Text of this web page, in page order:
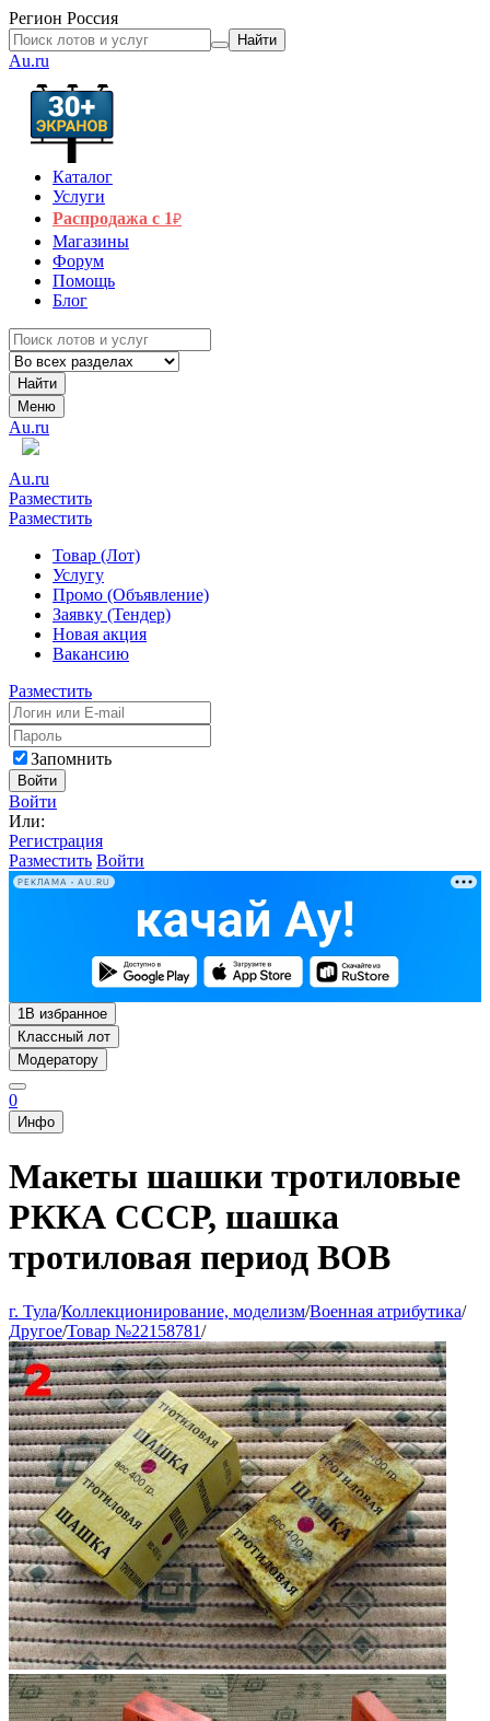
Регион Россия
Найти
Au.ru
Каталог
Услуги
Распродажа с 1₽
Магазины
Форум
Помощь
Блог
Найти
Меню
Au.ru
Au.ru
Разместить
Разместить
Товар (Лот)
Услугу
Промо (Объявление)
Заявку (Тендер)
Новая акция
Вакансию
Разместить
Запомнить
Войти
Войти
Или:
Регистрация
Разместить Войти
РЕКЛАМА • AU.RU
1В избранное
Классный лот
Модератору
0
Инфо
Макеты шашки тротиловые
РККА СССР, шашка
тротиловая период ВОВ
г. Тула/Коллекционирование, моделизм/Военная атрибутика/
Другое/Товар №22158781/